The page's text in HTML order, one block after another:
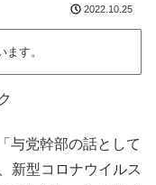
2022.10.25
す。
与党幹部の話として
新型コロナウイルス